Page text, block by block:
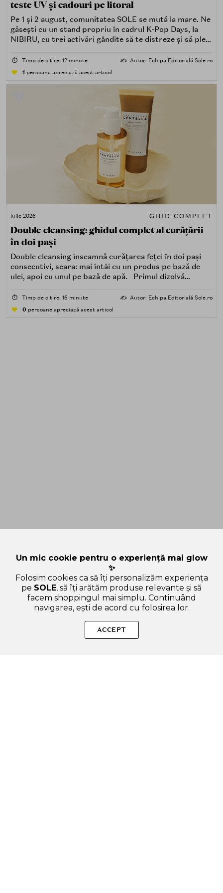
teste UV și cadouri pe litoral
Pe 1 și 2 august, comunitatea SOLE se mută la mare. Ne
găsești cu un stand propriu în cadrul K-Pop Days, la
NIBIRU, cu trei activări gândite să te distreze și să pleci
⏱️ Timp de citire: 12 minute ✍️ Autor: Echipa Editorială Sole.ro
1 persoana apreciază acest articol
iulie 2026 GHID COMPLET
Double cleansing: ghidul complet al curățării
în doi pași
Double cleansing înseamnă curățarea feței în doi pași
consecutivi, seara: mai întâi cu un produs pe bază de
ulei, apoi cu unul pe bază de apă. Primul dizolvă
poluare. Al doilea îndepărtează impuritățile solubile în
⏱️ Timp de citire: 16 minute ✍️ Autor: Echipa Editorială Sole.ro
0 persoane apreciază acest articol
The Fresh, 18 gr - Masca de fata formulata cu extract de lamaie
si vitamina C, care contribuie la vitalitatea si stralucirea pielii.
Un mic cookie pentru o experiență mai glow
✨
Folosim cookies ca să îți personalizăm experiența
pe SOLE, să îți arătăm produse relevante și să
facem shoppingul mai simplu. Continuând
navigarea, ești de acord cu folosirea lor.
ACCEPT